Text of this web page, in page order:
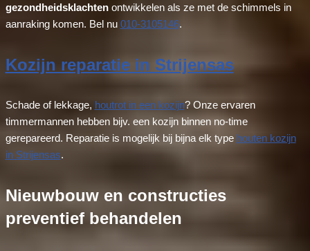
gezondheidsklachten ontwikkelen als ze met de schimmels in
aanraking komen. Bel nu 010-3105146.
Kozijn reparatie in Strijensas
Schade of lekkage, houtrot in een kozijn? Onze ervaren
timmermannen hebben bijv. een kozijn binnen no-time
gerepareerd. Reparatie is mogelijk bij bijna elk type houten kozijn
in Strijensas.
Nieuwbouw en constructies
preventief behandelen